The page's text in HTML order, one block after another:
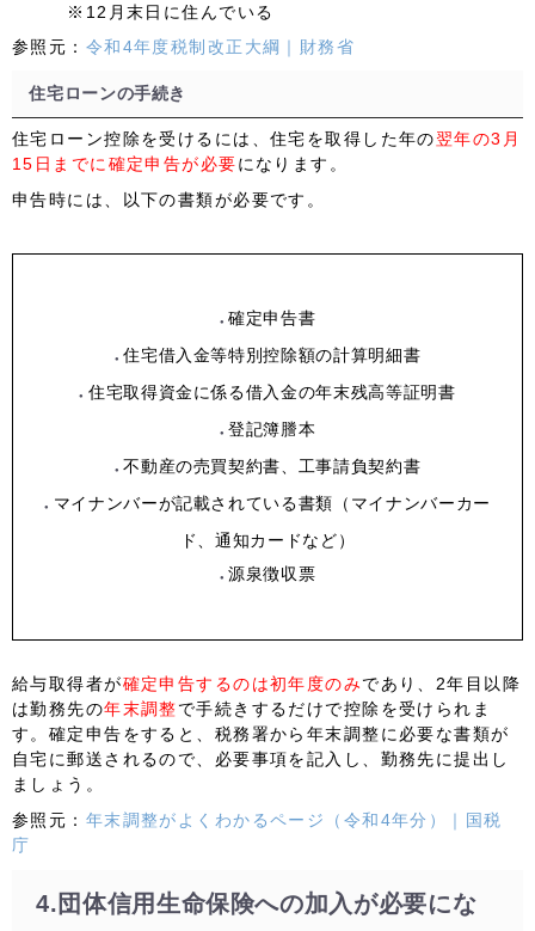
※12月末日に住んでいる
参照元： 令和4年度税制改正大綱｜財務省
住宅ローンの手続き
住宅ローン控除を受けるには、住宅を取得した年の翌年の3月
15日までに確定申告が必要になります。
申告時には、以下の書類が必要です。
確定申告書
住宅借入金等特別控除額の計算明細書
住宅取得資金に係る借入金の年末残高等証明書
登記簿謄本
不動産の売買契約書、工事請負契約書
マイナンバーが記載されている書類（マイナンバーカー
ド、通知カードなど）
源泉徴収票
給与取得者が確定申告するのは初年度のみであり、2年目以降
は勤務先の年末調整で手続きするだけで控除を受けられま
す。確定申告をすると、税務署から年末調整に必要な書類が
自宅に郵送されるので、必要事項を記入し、勤務先に提出し
ましょう。
参照元： 年末調整がよくわかるページ（令和4年分）｜国税
庁
4.団体信用生命保険への加入が必要にな